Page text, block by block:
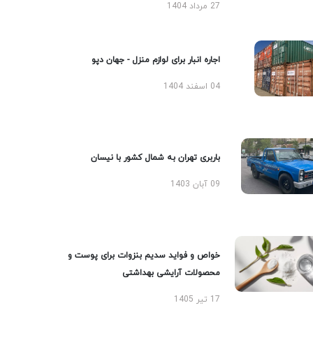
27 مرداد 1404
اجاره انبار برای لوازم منزل - جهان دپو
04 اسفند 1404
باربری تهران به شمال کشور با نیسان
09 آبان 1403
خواص و فواید سدیم بنزوات برای پوست و
محصولات آرایشی بهداشتی
17 تیر 1405